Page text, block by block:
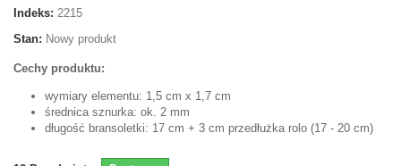
Indeks: 2215
Stan: Nowy produkt
Cechy produktu:
wymiary elementu: 1,5 cm x 1,7 cm
średnica sznurka: ok. 2 mm
długość bransoletki: 17 cm + 3 cm przedłużka rolo (17 - 20 cm)